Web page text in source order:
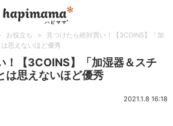
お役立ち >
見つけたら絶対買い！【3COINS】「加
思えないほど優秀
！【3COINS】「加湿器＆スチ
は思えないほど優秀
2021.1.8 16:18